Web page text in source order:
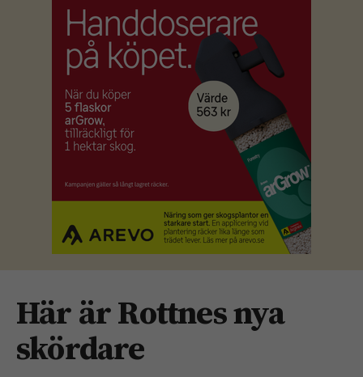
Här är Rottnes nya
skördare